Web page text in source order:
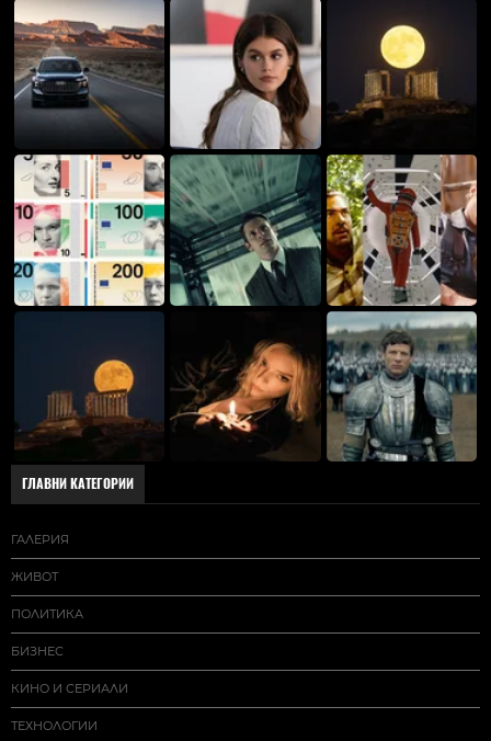
ГЛАВНИ КАТЕГОРИИ
ГАЛЕРИЯ
ЖИВОТ
ПОЛИТИКА
БИЗНЕС
КИНО И СЕРИАЛИ
ТЕХНОЛОГИИ